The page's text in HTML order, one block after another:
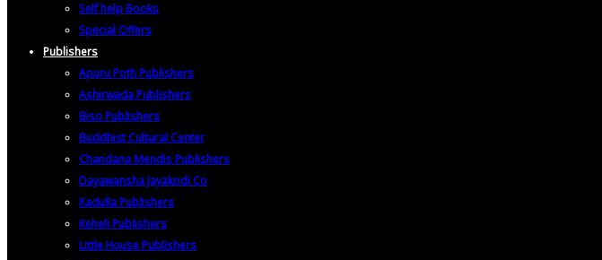
Self help Books
Special Offers
Publishers
Apuru Poth Publishers
Ashirwada Publishers
Biso Publishers
Buddhist Cultural Center
Chandana Mendis Publishers
Dayawansha Jayakodi Co
Kadulla Publishers
Keheli Publishers
Little House Publishers